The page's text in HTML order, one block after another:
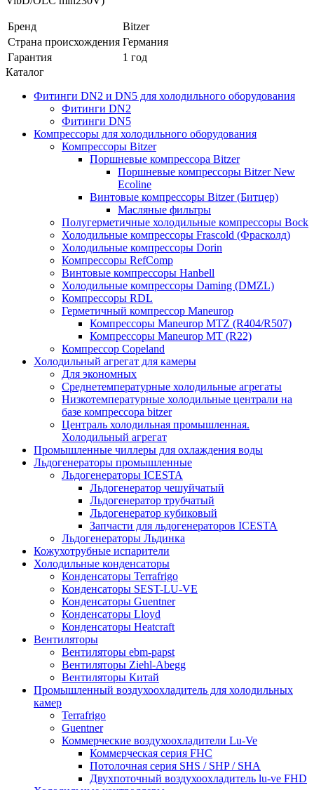
Бренд
Bitzer
Страна происхождения Германия
Гарантия
1 год
Каталог
Фитинги DN2 и DN5 для холодильного оборудования
Фитинги DN2
Фитинги DN5
Компрессоры для холодильного оборудования
Компрессоры Bitzer
Поршневые компрессора Bitzer
Поршневые компрессоры Bitzer New
Ecoline
Винтовые компрессоры Bitzer (Битцер)
Масляные фильтры
Полугерметичные холодильные компрессоры Bock
Холодильные компрессоры Frascold (Фрасколд)
Холодильные компрессоры Dorin
Компрессоры RefComp
Винтовые компрессоры Hanbell
Холодильные компрессоры Daming (DMZL)
Компрессоры RDL
Герметичный компрессор Maneurop
Компрессоры Maneurop MTZ (R404/R507)
Компрессоры Maneurop MT (R22)
Компрессор Copeland
Холодильный агрегат для камеры
Для экономных
Среднетемпературные холодильные агрегаты
Низкотемпературные холодильные централи на
базе компрессора bitzer
Централь холодильная промышленная.
Холодильный агрегат
Промышленные чиллеры для охлаждения воды
Льдогенераторы промышленные
Льдогенераторы ICESTA
Льдогенератор чешуйчатый
Льдогенератор трубчатый
Льдогенератор кубиковый
Запчасти для льдогенераторов ICESTA
Льдогенераторы Льдинка
Кожухотрубные испарители
Холодильные конденсаторы
Конденсаторы Terrafrigo
Конденсаторы SEST-LU-VE
Конденсаторы Guentner
Конденсаторы Lloyd
Конденсаторы Heatcraft
Вентиляторы
Вентиляторы ebm-papst
Вентиляторы Ziehl-Abegg
Вентиляторы Китай
Промышленный воздухоохладитель для холодильных
камер
Terrafrigo
Guentner
Коммерческие воздухоохладители Lu-Ve
Коммерческая серия FHC
Потолочная серия SHS / SHP / SHA
Двухпоточный воздухоохладитель lu-ve FHD